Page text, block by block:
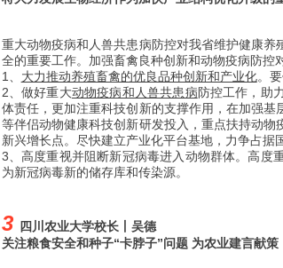
重大动物疫病和人兽共患病防控对我省维护健康
全的重要工作。加强畜禽良种创新和动物疫病防控
1、 大力推动养殖畜禽的优良品种创新和产业化。
2、做好重大动物疫病和人兽共患病防控工作，助
体责任，更加注重科技创新的支撑作用，在加强
等伴侣动物健康科技创新研发投入，重点扶持动
新兴增长点。尽快建立产业化平台基地，力争占据
3、高度重视并阻断新冠病毒进入动物群体。高度
为新冠病毒新的储存库和传染源。
3
四川农业大学校长丨吴德
关注粮食安全和种子“卡脖子”问题 为农业建言献策